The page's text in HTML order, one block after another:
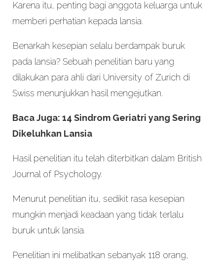
Karena itu, penting bagi anggota keluarga untuk
memberi perhatian kepada lansia.
Benarkah kesepian selalu berdampak buruk
pada lansia? Sebuah penelitian baru yang
dilakukan para ahli dari University of Zurich di
Swiss menunjukkan hasil mengejutkan.
Baca Juga: 14 Sindrom Geriatri yang Sering
Dikeluhkan Lansia
Hasil penelitian itu telah diterbitkan dalam British
Journal of Psychology.
Menurut penelitian itu, sedikit rasa kesepian
mungkin menjadi keadaan yang tidak terlalu
buruk untuk lansia.
Penelitian ini melibatkan sebanyak 118 orang,